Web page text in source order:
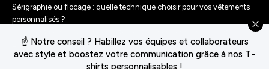
☝️ Notre conseil ? Habillez vos équipes et collaborateurs
avec style et boostez votre communication grâce à nos T-
shirts personnalisables !
Sérigraphie ou flocage : quelle technique choisir pour vos vêtements
personnalisés ?
Le Festival Chasseur d’Orage : Un Merch Sur-Mesure pour un
Événement Unique